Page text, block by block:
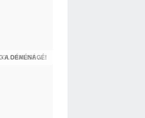
A DÉMÉNAGÉ!